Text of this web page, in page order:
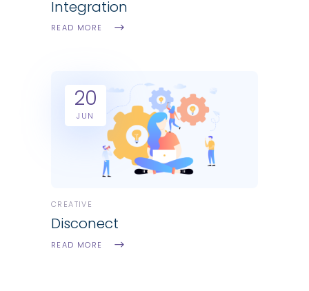
Integration
READ MORE
20
JUN
CREATIVE
Disconect
READ MORE